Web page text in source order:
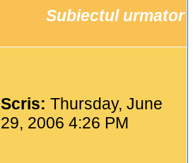
Subiectul urmator
Scris:Thursday, June
29, 2006 4:26 PM